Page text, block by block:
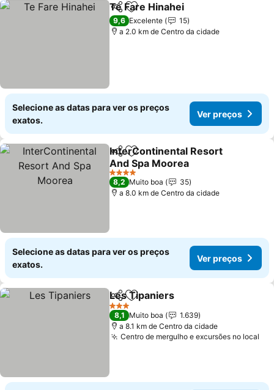
PartilharAdicionar aos favoritos
Te Fare Hinahei
9,6 Excelente
15
a 2.0 km de Centro da cidade
Selecione as datas para ver os preços
exatos.
Ver preços
PartilharAdicionar aos favoritos
InterContinental Resort
And Spa Moorea
4 Estrelas
8,2 Muito boa
35
a 8.0 km de Centro da cidade
Selecione as datas para ver os preços
exatos.
Ver preços
PartilharAdicionar aos favoritos
Les Tipaniers
3 Estrelas
8,1 Muito boa
1.639
a 8.1 km de Centro da cidade
Centro de mergulho e excursões no local